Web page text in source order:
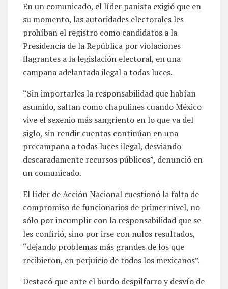
En un comunicado, el líder panista exigió que en
su momento, las autoridades electorales les
prohíban el registro como candidatos a la
Presidencia de la República por violaciones
flagrantes a la legislación electoral, en una
campaña adelantada ilegal a todas luces.
“Sin importarles la responsabilidad que habían
asumido, saltan como chapulines cuando México
vive el sexenio más sangriento en lo que va del
siglo, sin rendir cuentas continúan en una
precampaña a todas luces ilegal, desviando
descaradamente recursos públicos”, denunció en
un comunicado.
El líder de Acción Nacional cuestionó la falta de
compromiso de funcionarios de primer nivel, no
sólo por incumplir con la responsabilidad que se
les confirió, sino por irse con nulos resultados,
“dejando problemas más grandes de los que
recibieron, en perjuicio de todos los mexicanos”.
Destacó que ante el burdo despilfarro y desvío de